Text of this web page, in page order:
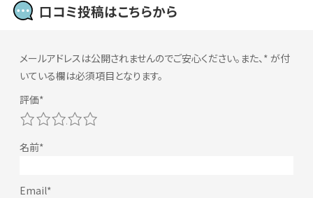
口コミ投稿はこちらから
メールアドレスは公開されませんのでご安心ください。また、 * が付
いている欄は必須項目となります。
5
4
3
2